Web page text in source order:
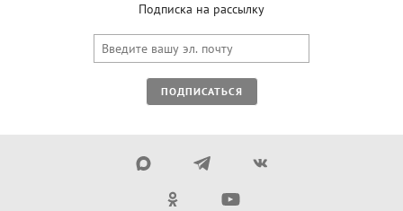
Подписка на рассылку
ПОДПИСАТЬСЯ